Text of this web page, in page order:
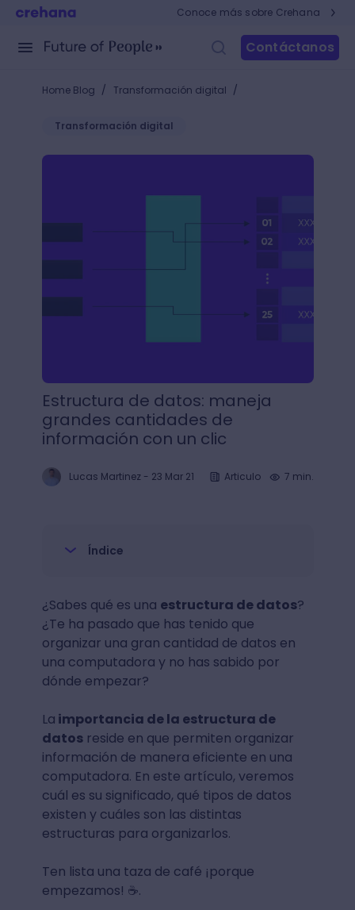
Conoce más sobre Crehana
Contáctanos
Home Blog / Transformación digital /
Transformación digital
Estructura de datos: maneja grandes cantidades
Estructura de datos: maneja
grandes cantidades de
información con un clic
Lucas Martinez- 23 Mar 21 Articulo 7 min.
Índice
¿Sabes qué es una estructura de datos?
¿Te ha pasado que has tenido que
organizar una gran cantidad de datos en
una computadora y no has sabido por
dónde empezar?
La importancia de la estructura de
datosreside en que permiten organizar
información de manera eficiente en una
computadora. En este artículo, veremos
cuál es su significado, qué tipos de datos
existen y cuáles son las distintas
estructuras para organizarlos.
Ten lista una taza de café ¡porque
empezamos! ☕.